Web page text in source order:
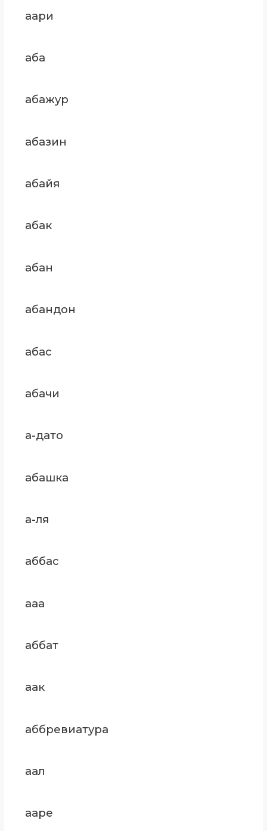
аари
аба
абажур
абазин
абайя
абак
абан
абандон
абас
абачи
а-дато
абашка
а-ля
аббас
ааа
аббат
аак
аббревиатура
аал
ааре